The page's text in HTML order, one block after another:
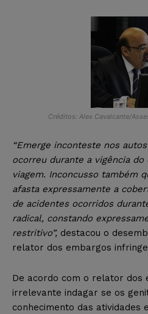
Créditos: Alex Cavalcante/
“Emerge inconteste nos
ocorreu durante a vigência
viagem. Inconcusso também
afasta expressamente a
de acidentes ocorridos
radical, constando
restritivo”, destacou o
relator dos embargos
De acordo com o relator dos
irrelevante indagar se os
conhecimento das atividades